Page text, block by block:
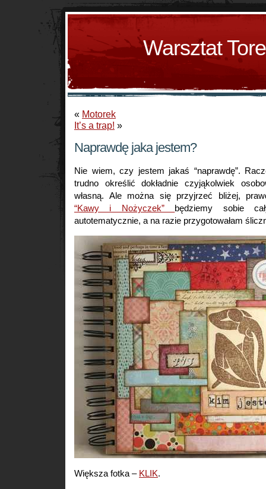
Warsztat
« Motorek
It’s a trap! »
Naprawdę jaka jestem?
Nie wiem, czy jestem jakaś “naprawdę”.
trudno określić dokładnie czyjąkolwiek
własną. Ale można się przyjrzeć bliżej,
“Kawy i Nożyczek” będziemy sobie
autotematycznie, a na razie przygotowałam
Większa fotka – KLIK.